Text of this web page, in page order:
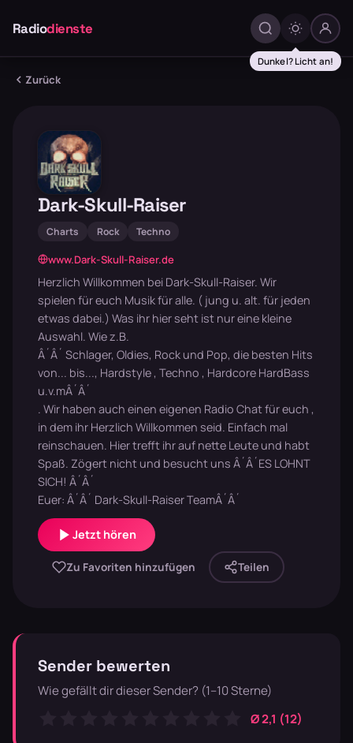
Radiodienste
Dunkel? Licht an!
Zurück
Dark-Skull-Raiser
Charts Rock Techno
www.Dark-Skull-Raiser.de
Herzlich Willkommen bei Dark-Skull-Raiser. Wir
spielen für euch Musik für alle. ( jung u. alt. für jeden
etwas dabei.) Was ihr hier seht ist nur eine kleine
Auswahl. Wie z.B.
Â´Â´ Schlager, Oldies, Rock und Pop, die besten Hits
von... bis..., Hardstyle , Techno , Hardcore HardBass
u.v.mÂ´Â´
. Wir haben auch einen eigenen Radio Chat für euch ,
in dem ihr Herzlich Willkommen seid. Einfach mal
reinschauen. Hier trefft ihr auf nette Leute und habt
Spaß. Zögert nicht und besucht uns Â´Â´ES LOHNT
SICH! Â´Â´
Euer: Â´Â´ Dark-Skull-Raiser TeamÂ´Â´
Jetzt hören
Zu Favoriten hinzufügen Teilen
Sender bewerten
Wie gefällt dir dieser Sender? (1–10 Sterne)
Ø 2,1 (12)